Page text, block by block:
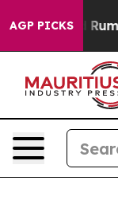
AGP PICKS
Amid Rumors